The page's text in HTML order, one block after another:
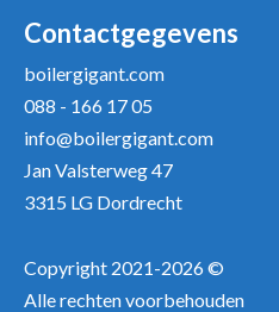
Contactgegevens
boilergigant.com
088 - 166 17 05
info@boilergigant.com
Jan Valsterweg 47
3315 LG Dordrecht
Copyright 2021-2026 ©
Alle rechten voorbehouden